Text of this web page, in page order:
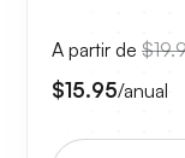
A partir de
$15.95/anual